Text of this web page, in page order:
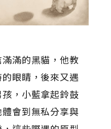
滿的黑貓，他教
眼睛，後來又遇
，小藍拿起鈴鼓
會到無私分享與